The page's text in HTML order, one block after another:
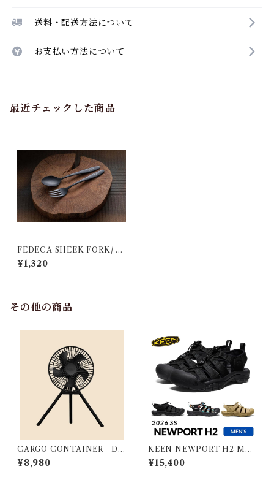
送料・配送方法について
お支払い方法について
最近チェックした商品
FEDECA SHEEK FORK/ S
POON
¥1,320
その他の商品
CARGO CONTAINER DU
AL FAN - M
¥8,980
KEEN NEWPORT H2 ME
N キーン ニューポート エイチ
ツー メンズ
¥15,400